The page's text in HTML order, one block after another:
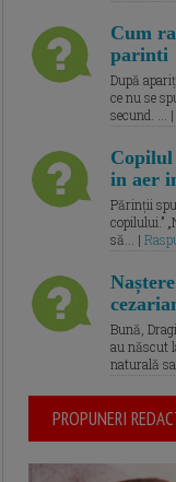
Cum
parinti
După
ce nu se
secund. ... |
Copilul
in aer
Părinții
copilului.”
să... |
Bună,
au născut
naturală
PROPUNERI